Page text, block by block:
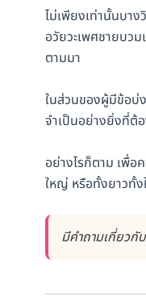
ไม่เพียงเท่านั้นบา
อวัยวะเพศชายบว
ตามมา
ในส่วนของผู้มีข้อบ่
จำเป็นอย่างยิ่งที่ต้
อย่างไรก็ตาม เพื่
ใหญ่ หรือทั้งยาวทั้
มีคำถามเกี่ยวกั